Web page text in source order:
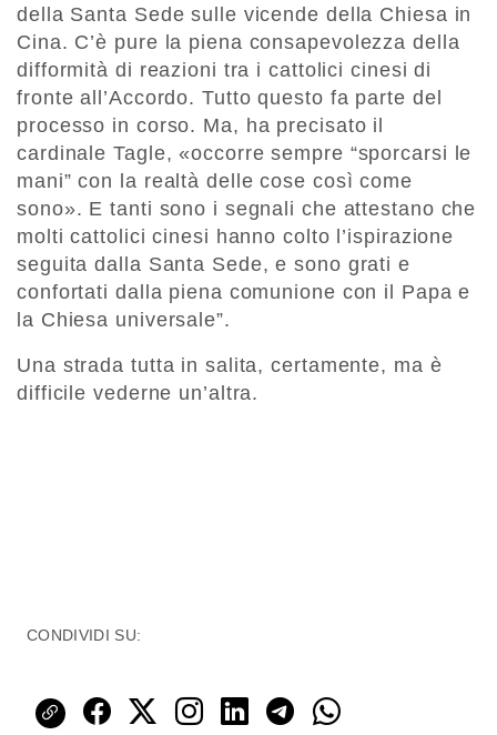
della Santa Sede sulle vicende della Chiesa in
Cina. C’è pure la piena consapevolezza della
difformità di reazioni tra i cattolici cinesi di
fronte all’Accordo. Tutto questo fa parte del
processo in corso. Ma, ha precisato il
cardinale Tagle, «occorre sempre “sporcarsi le
mani” con la realtà delle cose così come
sono». E tanti sono i segnali che attestano che
molti cattolici cinesi hanno colto l’ispirazione
seguita dalla Santa Sede, e sono grati e
confortati dalla piena comunione con il Papa e
la Chiesa universale”.
Una strada tutta in salita, certamente, ma è
difficile vederne un’altra.
CONDIVIDI SU: